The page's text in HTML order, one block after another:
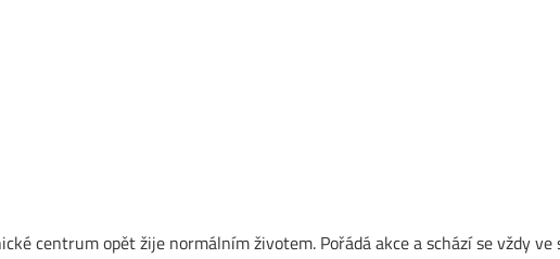
centrum opět žije normálním životem. Pořádá akce a schází se vždy